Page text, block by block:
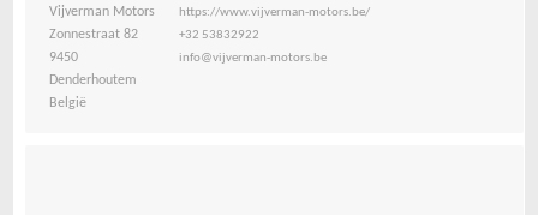
Vijverman Motors
Zonnestraat 82
9450
Denderhoutem
België
https://www.vijverman-motors.be/
+32 53832922
info@vijverman-motors.be